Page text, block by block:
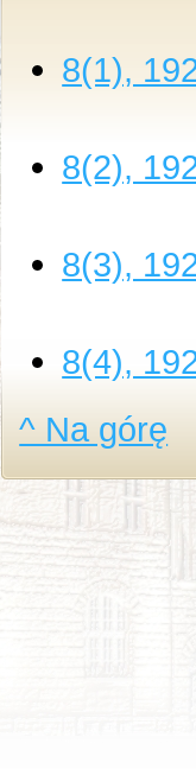
8(1),
8(2),
8(3),
8(4),
^ Na górę